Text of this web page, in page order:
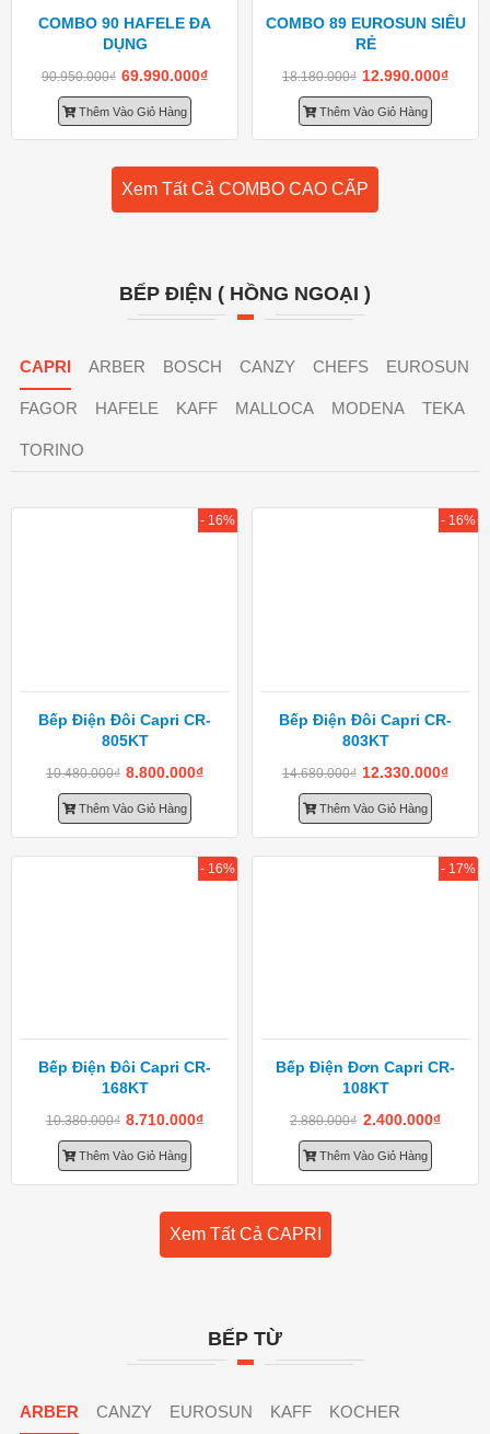
COMBO 90 HAFELE ĐA
DỤNG
90.950.000₫ 69.990.000₫
Thêm Vào Giỏ Hàng
COMBO 89 EUROSUN SIÊU
RẺ
18.180.000₫ 12.990.000₫
Thêm Vào Giỏ Hàng
Xem Tất Cả COMBO CAO CẤP
BẾP ĐIỆN ( HỒNG NGOẠI )
CAPRI ARBER BOSCH CANZY CHEFS EUROSUN
FAGOR HAFELE KAFF MALLOCA MODENA TEKA
TORINO
Bếp Điện Đôi Capri CR-
805KT
10.480.000₫ 8.800.000₫
Thêm Vào Giỏ Hàng
- 16%
Bếp Điện Đôi Capri CR-
803KT
14.680.000₫ 12.330.000₫
Thêm Vào Giỏ Hàng
- 16%
Bếp Điện Đôi Capri CR-
168KT
10.380.000₫ 8.710.000₫
Thêm Vào Giỏ Hàng
- 16%
Bếp Điện Đơn Capri CR-
108KT
2.880.000₫ 2.400.000₫
Thêm Vào Giỏ Hàng
- 17%
Xem Tất Cả CAPRI
BẾP TỪ
ARBER CANZY EUROSUN KAFF KOCHER